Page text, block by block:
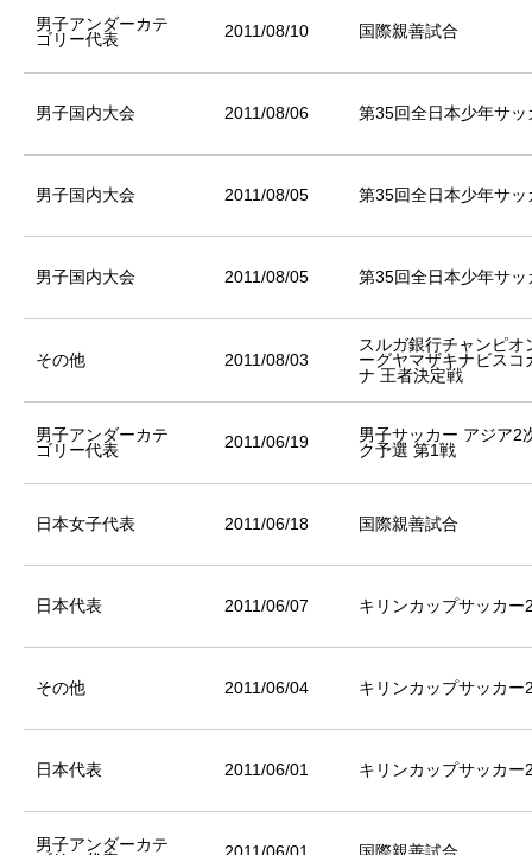
男子アンダーカテ
ゴリー代表
2011/08/10 国際親善試合
男子国内大会 2011/08/06 第35回全日本少年サ
男子国内大会 2011/08/05 第35回全日本少年サ
男子国内大会 2011/08/05 第35回全日本少年サ
その他 2011/08/03
スルガ銀行チャンピ
ーグヤマザキナビス
ナ 王者決定戦
男子アンダーカテ
ゴリー代表
2011/06/19
男子サッカー アジア2
ク予選 第1戦
日本女子代表 2011/06/18 国際親善試合
日本代表 2011/06/07 キリンカップサッカー
その他 2011/06/04 キリンカップサッカー
日本代表 2011/06/01 キリンカップサッカー
男子アンダーカテ